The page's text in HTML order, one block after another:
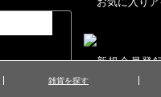
雑貨を探す